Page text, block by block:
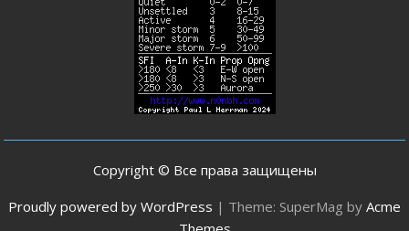
Copyright © Все права защищены
Proudly powered by WordPress | Theme: SuperMag by Acme